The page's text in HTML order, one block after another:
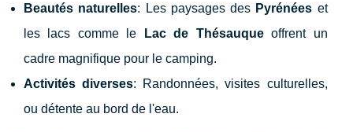
Beautés naturelles: Les paysages des Pyrénées et
les lacs comme le
Lac de Thésauqueoffrent un
cadre magnifique pour le camping.
Activités diverses: Randonnées, visites culturelles,
ou détente au bord de l'eau.